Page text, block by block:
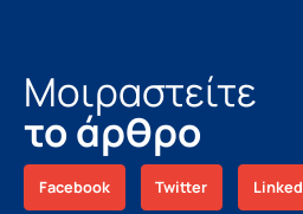
Μοιραστείτε
το άρθρο
Facebook Twitter